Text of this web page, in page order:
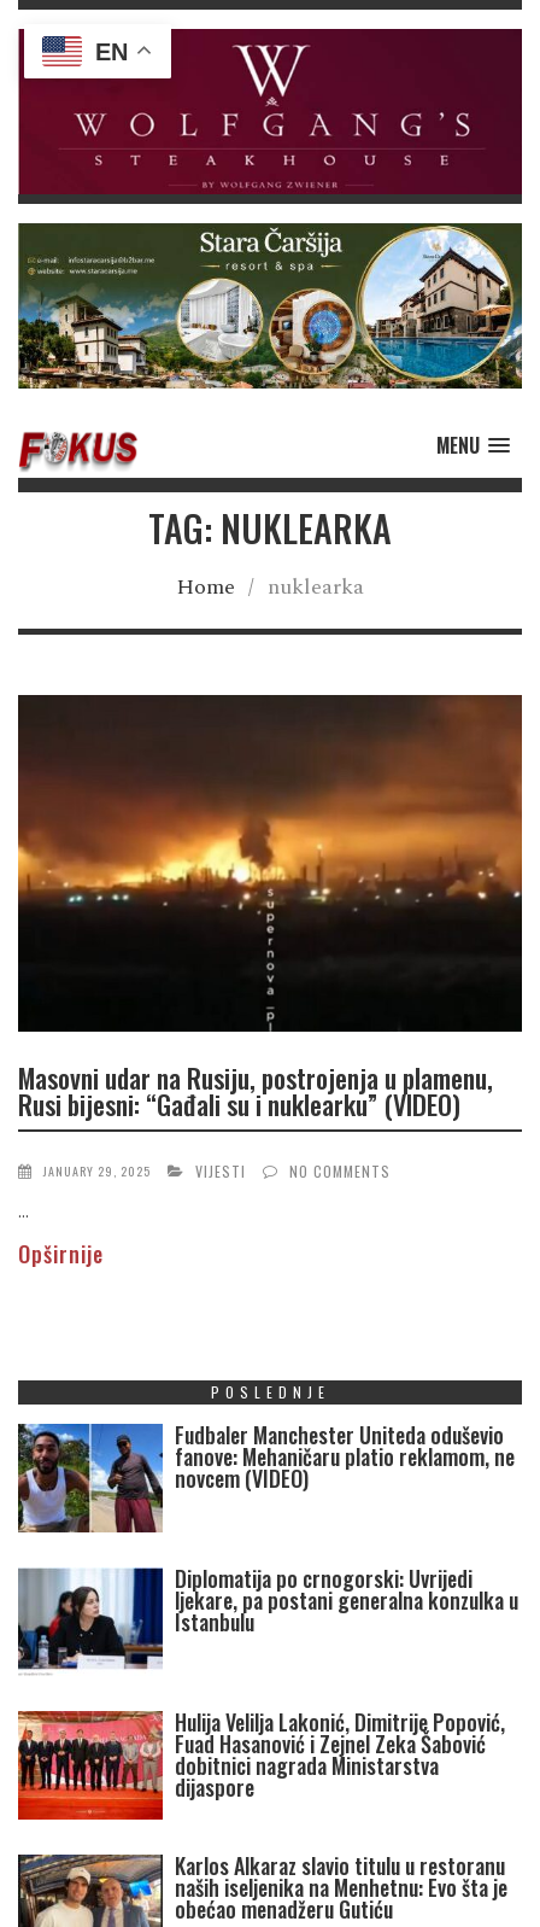
MENU
TAG: NUKLEARKA
Home / nuklearka
Masovni udar na Rusiju, postrojenja u plamenu,
Rusi bijesni: “Gađali su i nuklearku” (VIDEO)
JANUARY 29, 2025 VIJESTI NO COMMENTS
...
Opširnije
POSLEDNJE
Fudbaler Manchester Uniteda oduševio
fanove: Mehaničaru platio reklamom, ne
novcem (VIDEO)
Diplomatija po crnogorski: Uvrijedi
ljekare, pa postani generalna konzulka u
Istanbulu
Hulija Velilja Lakonić, Dimitrije Popović,
Fuad Hasanović i Zejnel Zeka Šabović
dobitnici nagrada Ministarstva
dijaspore
Karlos Alkaraz slavio titulu u restoranu
naših iseljenika na Menhetnu: Evo šta je
obećao menadžeru Gutiću
EN